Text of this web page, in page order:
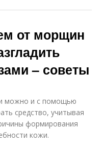
от морщин
– советы
можно и с помощью
средство, учитывая
формирования
кожи.